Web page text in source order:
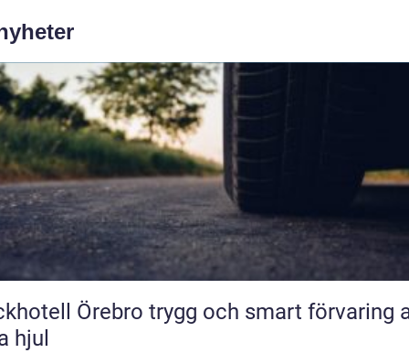
Örebro trygg och smart förvaring av
hjul